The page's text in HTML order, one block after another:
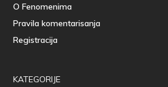
O Fenomenima
Pravila komentarisanja
Registracija
KATEGORIJE